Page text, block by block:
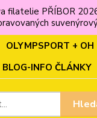
PŘÍBOR
OLYMPSPORT + OH
BLOG-INFO ČLÁNKY